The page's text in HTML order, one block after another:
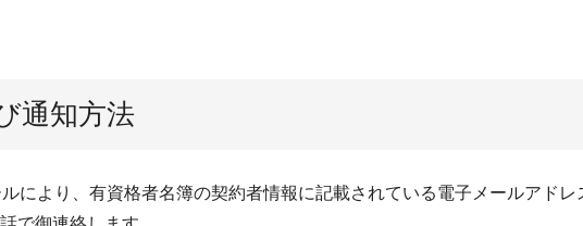
通知方法
により、有資格者名簿の契約者情報に記載されている電子メールアドレ